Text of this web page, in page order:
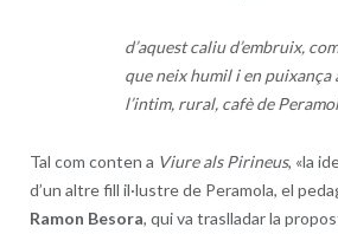
d’aquest caliu d’embruix,
que neix humil i en puixança
l’intim, rural, cafè de
Tal com conten a Viure als Pirineus, «la
d’un altre fill il·lustre de Peramola, el
Ramon Besora, qui va traslladar la